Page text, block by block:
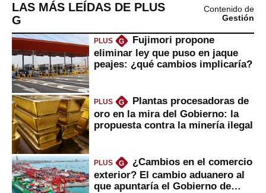
LAS MÁS LEÍDAS DE PLUS
G
Contenido de
Gestión
PLUS G
Fujimori propone
eliminar ley que puso en jaque
peajes: ¿qué cambios implicaría?
PLUS G
Plantas procesadoras de
oro en la mira del Gobierno: la
propuesta contra la minería ilegal
PLUS G
¿Cambios en el comercio
exterior? El cambio aduanero al
que apuntaría el Gobierno de